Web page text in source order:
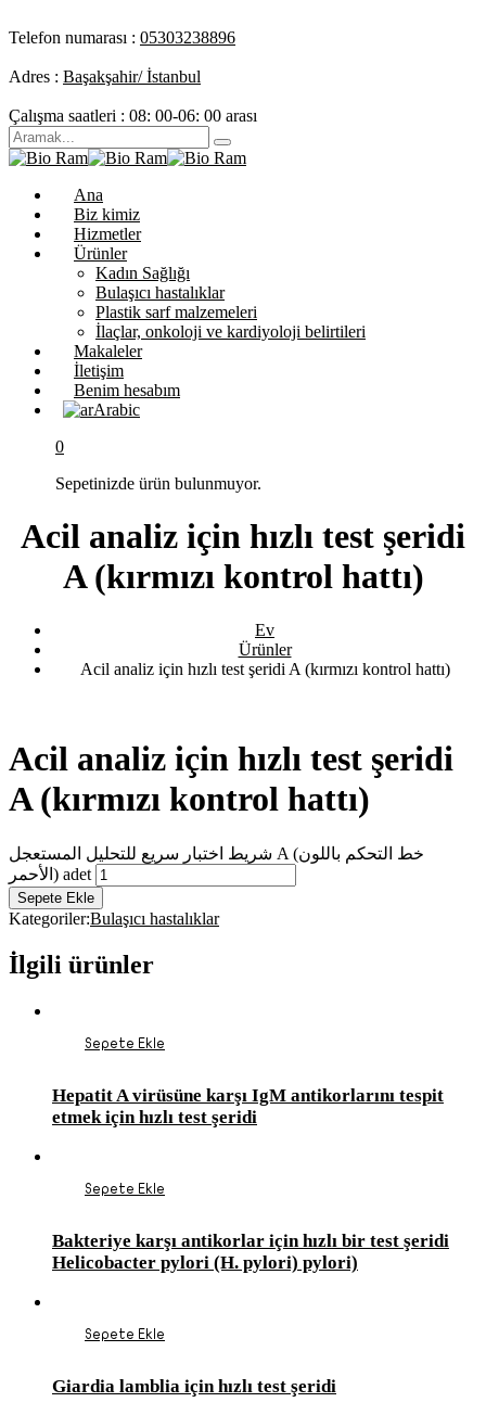
Telefon numarası : 05303238896
Adres : Başakşahir/ İstanbul
Çalışma saatleri : 08: 00-06: 00 arası
Ana
Biz kimiz
Hizmetler
Ürünler
Kadın Sağlığı
Bulaşıcı hastalıklar
Plastik sarf malzemeleri
İlaçlar, onkoloji ve kardiyoloji belirtileri
Makaleler
İletişim
Benim hesabım
Arabic
0
Sepetinizde ürün bulunmuyor.
Acil analiz için hızlı test şeridi
A (kırmızı kontrol hattı)
Ev
Ürünler
Acil analiz için hızlı test şeridi A (kırmızı kontrol hattı)
Acil analiz için hızlı test şeridi
A (kırmızı kontrol hattı)
شريط اختبار سريع للتحليل المستعجل A (خط التحكم باللون
الأحمر) adet
Sepete Ekle
Kategoriler:Bulaşıcı hastalıklar
İlgili ürünler
Sepete Ekle
Hepatit A virüsüne karşı IgM antikorlarını tespit
etmek için hızlı test şeridi
Sepete Ekle
Bakteriye karşı antikorlar için hızlı bir test şeridi
Helicobacter pylori (H. pylori) pylori)
Sepete Ekle
Giardia lamblia için hızlı test şeridi